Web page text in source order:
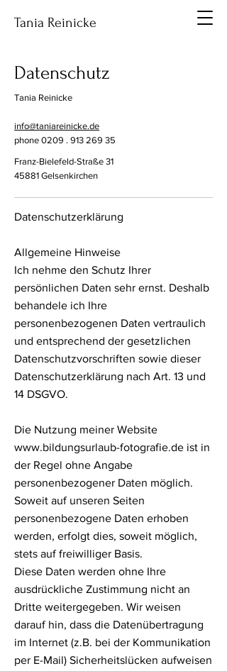
Tania Reinicke
Datenschutz
Tania Reinicke
info@taniareinicke.de
phone 0209 . 913 269 35
Franz-Bielefeld-Straße 31
45881 Gelsenkirchen
Datenschutzerklärung
Allgemeine Hinweise
Ich nehme den Schutz Ihrer
persönlichen Daten sehr ernst. Deshalb
behandele ich Ihre
personenbezogenen Daten vertraulich
und entsprechend der gesetzlichen
Datenschutzvorschriften sowie dieser
Datenschutzerklärung nach Art. 13 und
14 DSGVO.
Die Nutzung meiner Website
www.bildungsurlaub-fotografie.de ist in
der Regel ohne Angabe
personenbezogener Daten möglich.
Soweit auf unseren Seiten
personenbezogene Daten erhoben
werden, erfolgt dies, soweit möglich,
stets auf freiwilliger Basis.
Diese Daten werden ohne Ihre
ausdrückliche Zustimmung nicht an
Dritte weitergegeben. Wir weisen
darauf hin, dass die Datenübertragung
im Internet (z.B. bei der Kommunikation
per E-Mail) Sicherheitslücken aufweisen